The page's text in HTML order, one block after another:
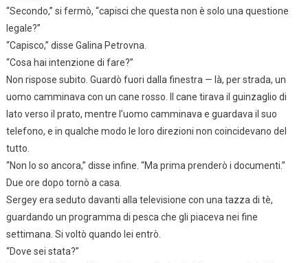
“Secondo,” si fermò, “capisci che questa non è solo una questione
legale?”
“Capisco,” disse Galina Petrovna.
“Cosa hai intenzione di fare?”
Non rispose subito. Guardò fuori dalla finestra — là, per strada, un
uomo camminava con un cane rosso. Il cane tirava il guinzaglio di
lato verso il prato, mentre l’uomo camminava e guardava il suo
telefono, e in qualche modo le loro direzioni non coincidevano del
tutto.
“Non lo so ancora,” disse infine. “Ma prima prenderò i documenti.”
Due ore dopo tornò a casa.
Sergey era seduto davanti alla televisione con una tazza di tè,
guardando un programma di pesca che gli piaceva nei fine
settimana. Si voltò quando lei entrò.
“Dove sei stata?”